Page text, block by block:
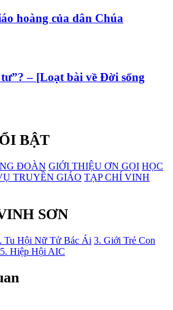
hoàng của dân Chúa
– [Loạt bài về Đời sống
BẬT
ĐOÀN GIỚI THIỆU ƠN GỌI HỌC
TRUYỀN GIÁO TẠP CHÍ VINH
SƠN
Tu Hội Nữ Tử Bác Ái 3. Giới Trẻ Con
5. Hiệp Hội AIC